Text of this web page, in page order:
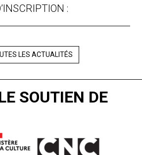
:
LES ACTUALITÉS
SOUTIEN DE